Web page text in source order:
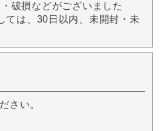
破損などがございました
ては、30日以内、未開封・未
さい。